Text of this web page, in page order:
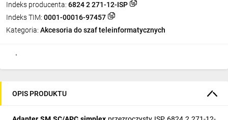
Indeks producenta: 6824 2 271-12-ISP
Indeks TIM: 0001-00016-97457
Kategoria: Akcesoria do szaf teleinformatycznych
OPIS PRODUKTU